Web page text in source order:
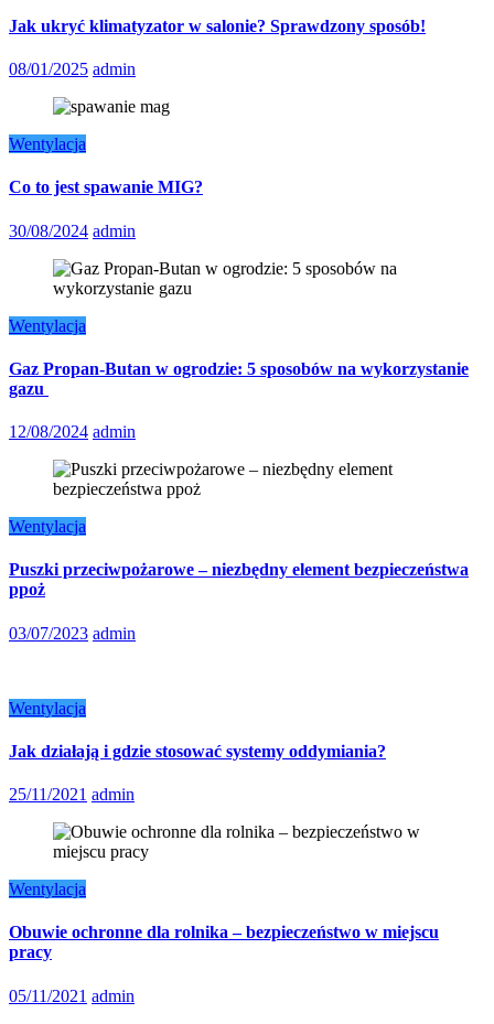
Jak ukryć klimatyzator w salonie? Sprawdzony sposób!
08/01/2025 admin
Wentylacja
Co to jest spawanie MIG?
30/08/2024 admin
Wentylacja
Gaz Propan-Butan w ogrodzie: 5 sposobów na wykorzystanie
gazu
12/08/2024 admin
Wentylacja
Puszki przeciwpożarowe – niezbędny element bezpieczeństwa
ppoż
03/07/2023 admin
Wentylacja
Jak działają i gdzie stosować systemy oddymiania?
25/11/2021 admin
Wentylacja
Obuwie ochronne dla rolnika – bezpieczeństwo w miejscu
pracy
05/11/2021 admin